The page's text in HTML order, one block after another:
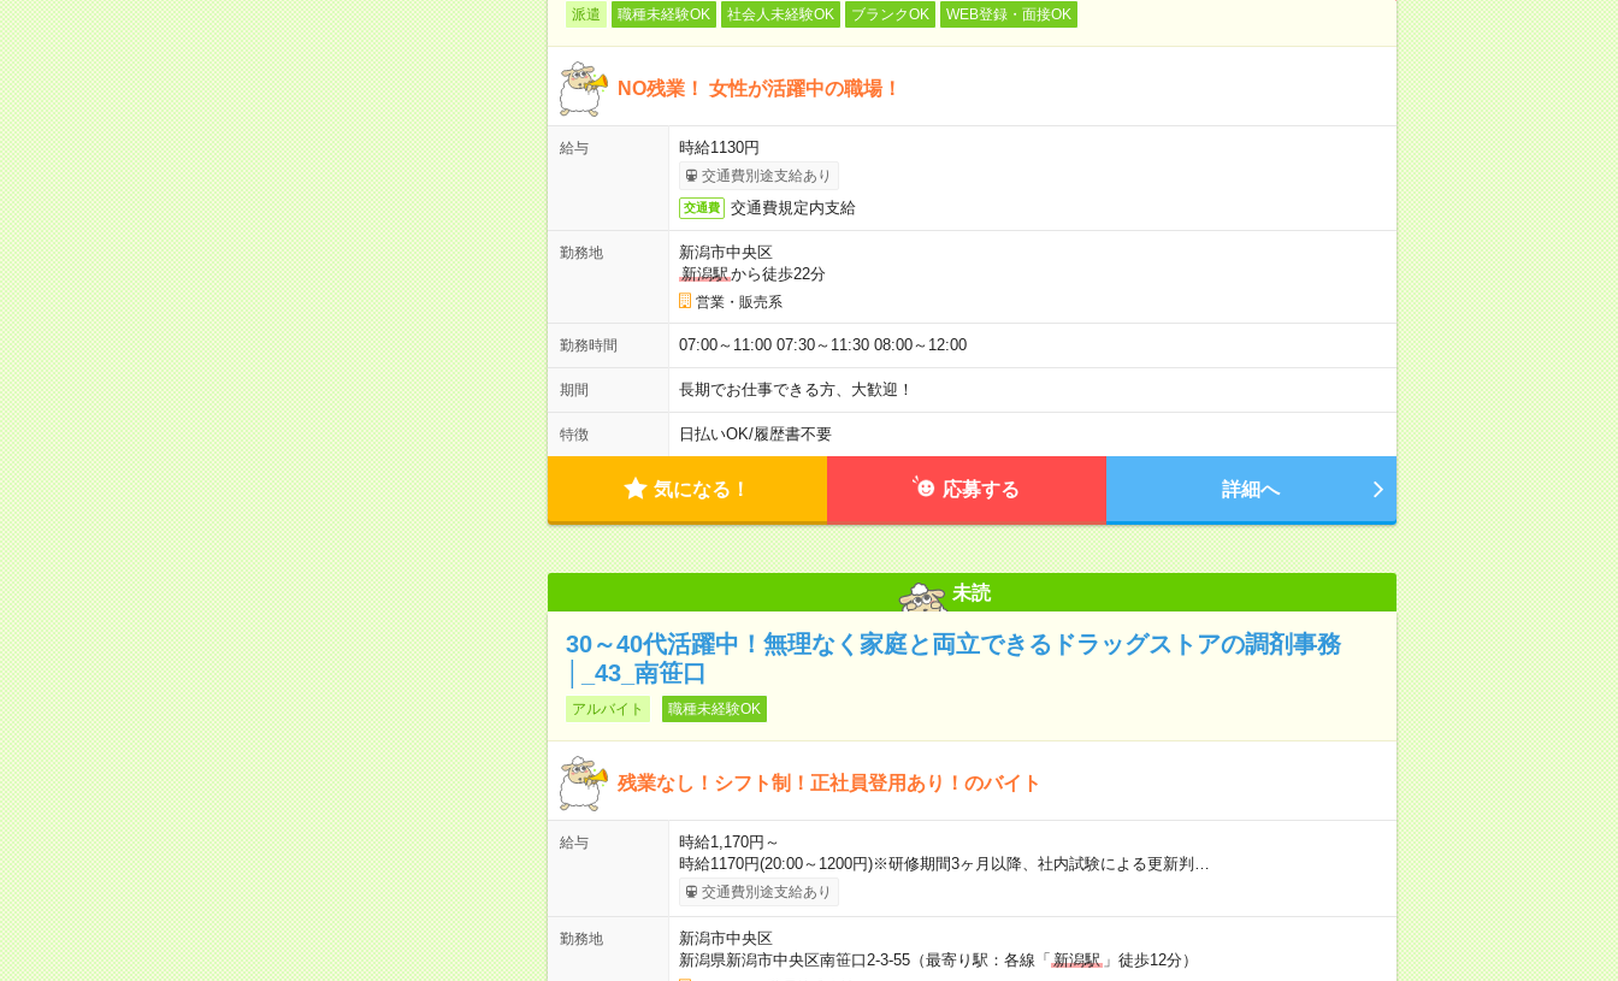
派遣 職種未経験OK 社会人未経験OK ブランクOK WEB登録・面接OK
NO残業！ 女性が活躍中の職場！
給与 時給1130円
交通費別途支給あり
交通費 交通費規定内支給
勤務地
新潟市中央区
新潟駅から徒歩22分
営業・販売系
勤務時間 07:00～11:00 07:30～11:30 08:00～12:00
期間 長期でお仕事できる方、大歓迎！
特徴 日払いOK/履歴書不要
気になる！ 応募する 詳細へ
未読
30～40代活躍中！無理なく家庭と両立できるドラッグストアの調剤事務
│_43_南笹口
アルバイト 職種未経験OK
残業なし！シフト制！正社員登用あり！のバイト
給与
時給1,170円～
時給1170円(20:00～1200円)※研修期間3ヶ月以降、社内試験による更新判…
交通費別途支給あり
勤務地
新潟市中央区
新潟県新潟市中央区南笹口2-3-55（最寄り駅：各線「新潟駅」徒歩12分）